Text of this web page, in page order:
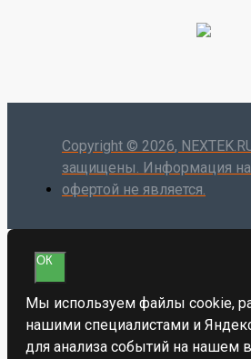
Copyright © 2026,
защищены. Информация на
офертой не является.
ОК
Мы используем файлы cookie,
нашими специалистами и
для анализа событий на нашем